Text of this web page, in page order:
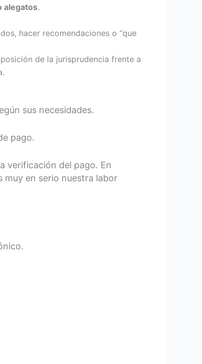
alegatos.
hacer recomendaciones o “que
de la jurisprudencia frente a
sus necesidades.
pago.
verificación del pago. En
muy en serio nuestra labor